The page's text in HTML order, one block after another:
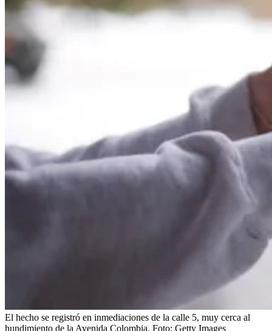
El hecho se registró en inmediaciones de la calle 5, muy cerca al
hundimiento de la Avenida Colombia. Foto: Getty Images